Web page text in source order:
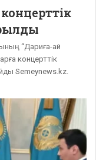
“Дариға-ай
концерттік
Semeynews.kz.